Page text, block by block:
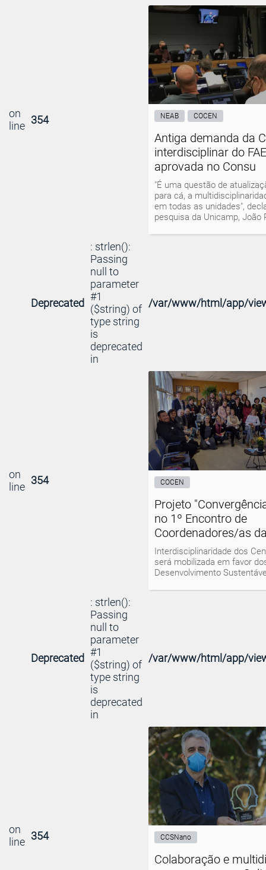
on
line 354 NEAB COCEN
Antiga demanda da
interdisciplinar do
aprovada no Consu
"É uma questão de
para cá, a
em todas as unidades",
pesquisa da Unicamp, João
Deprecated
: strlen():
Passing
null to
parameter
#1
($string) of
type string
is
deprecated
in
/var/www/html/app/
on
line 354 COCEN
Projeto
no 1º Encontro de
Coordenadores/as
Interdisciplinaridade dos
será mobilizada em favor
Desenvolvimento
Deprecated
: strlen():
Passing
null to
parameter
#1
($string) of
type string
is
deprecated
in
/var/www/html/app/
on
line 354 CCSNano
Colaboração e